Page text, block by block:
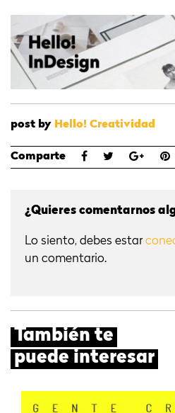
post by Hello! Creatividad
Comparte
¿Quieres comentarnos
Lo siento, debes estar
un comentario.
También te
puede interesar